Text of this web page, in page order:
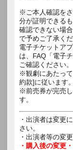
※ご本人確認を
分が証明できる
確認できない場
で予めご了承くだ
電子チケットア
は、FAQ「電子
ご確認ください。
※観劇にあたっ
約款]に従います。
※前売券が完売
す。
・出演者は変更
さい。
・出演者等の変
・購入後の変更